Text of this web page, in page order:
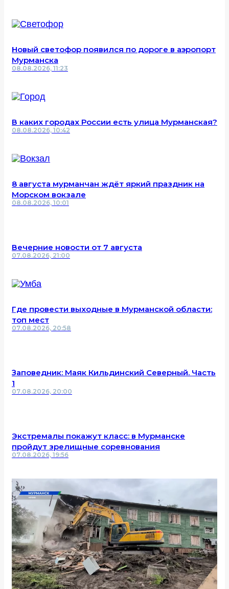
Новый светофор появился по дороге в аэропорт
Мурманска
08.08.2026, 11:23
В каких городах России есть улица Мурманская?
08.08.2026, 10:42
8 августа мурманчан ждёт яркий праздник на
Морском вокзале
08.08.2026, 10:01
Вечерние новости от 7 августа
07.08.2026, 21:00
Где провести выходные в Мурманской области:
топ мест
07.08.2026, 20:58
Заповедник: Маяк Кильдинский Северный. Часть
1
07.08.2026, 20:00
Экстремалы покажут класс: в Мурманске
пройдут зрелищные соревнования
07.08.2026, 19:56